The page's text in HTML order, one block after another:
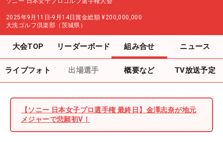
2025年9月11日-9月14日賞金総額 ¥200,000,000
大洗ゴルフ倶楽部（茨城県）
大会TOP リーダーボード 組み合せ ニュース
ライブフォト 出場選手 概要など TV放送予定
【ソニー 日本女子プロ選手権 最終日】金澤志奈が地元
メジャーで悲願初V！